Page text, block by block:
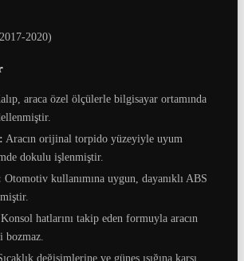
2020)
araca özel ölçülerle bilgisayar ortamında
Aracın orijinal torpido yüzeyiyle uyum
dokulu işlenmiştir.
Otomotiv kullanımına uygun, dayanıklı ABS
Konsol hatlarını takip eden formuyla aracın
değişimlerine ve güneş ışığına karşı